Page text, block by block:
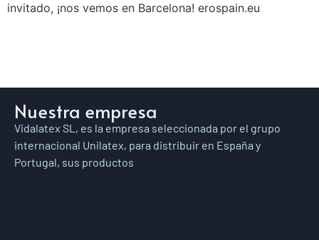
invitado, ¡nos vemos en Barcelona! erospain.eu
Nuestra empresa
Vidalatex SL, es la empresa seleccionada por el grupo
internacional Unilatex, para distribuir en España y
Portugal, sus productos